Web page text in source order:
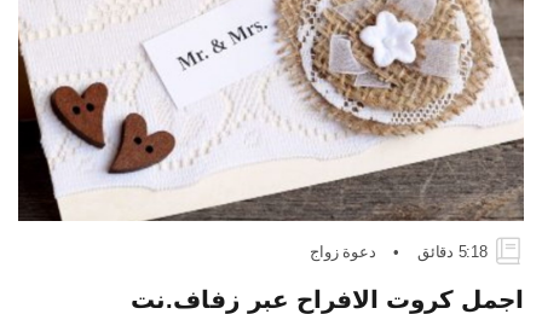
5:18 دقائق • دعوة زواج
اجمل كروت الافراح عبر زفاف.نت